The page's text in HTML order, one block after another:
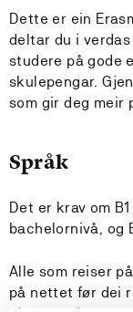
Dette er ein
deltar du i
studere på gode
skulepengar.
som gir deg meir
Språk
Det er krav om
bachelornivå, og
Alle som reiser
på nettet før dei